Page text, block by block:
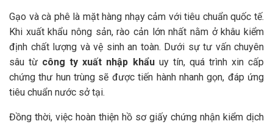
Gạo và cà phê là mặt hàng nhạy cảm với tiêu chuẩn quốc tế.
Khi xuất khẩu nông sản, rào cản lớn nhất nằm ở khâu kiểm
định chất lượng và vệ sinh an toàn. Dưới sự tư vấn chuyên
sâu từ công ty xuất nhập khẩuuy tín, quá trình xin cấp
chứng thư hun trùng sẽ được tiến hành nhanh gọn, đáp ứng
tiêu chuẩn nước sở tại.
Đồng thời, việc hoàn thiện hồ sơ giấy chứng nhận kiểm dịch